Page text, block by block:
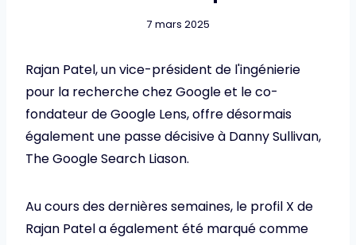
7 mars 2025
Rajan Patel, un vice-président de l'ingénierie
pour la recherche chez Google et le co-
fondateur de Google Lens, offre désormais
également une passe décisive à Danny Sullivan,
The Google Search Liason.
Au cours des dernières semaines, le profil X de
Rajan Patel a également été marqué comme